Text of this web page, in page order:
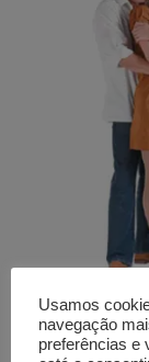
Usamos
navegação
preferências e